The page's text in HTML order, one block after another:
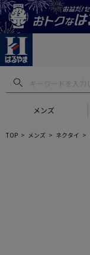
メンズ
TOP メンズ ネクタイ